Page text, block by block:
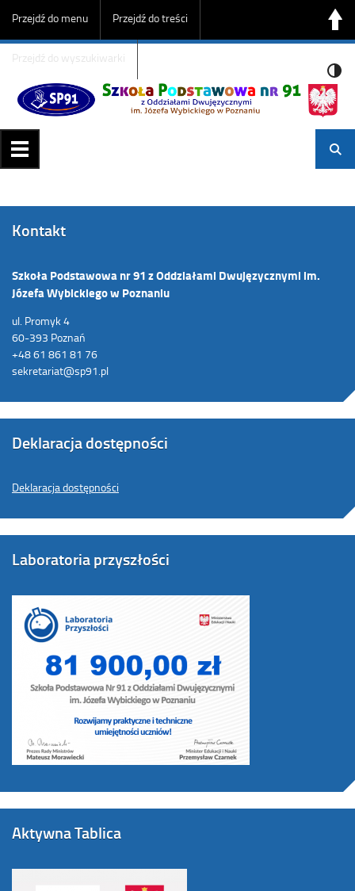
Przejdź do menu Przejdź do treści
Przejdź do wyszukiwarki
Kontakt
Szkoła Podstawowa nr 91 z Oddziałami Dwujęzycznymi im.
Józefa Wybickiego w Poznaniu
ul. Promyk 4
60-393 Poznań
+48 61 861 81 76
sekretariat@sp91.pl
Deklaracja dostępności
Deklaracja dostępności
Laboratoria przyszłości
Aktywna Tablica